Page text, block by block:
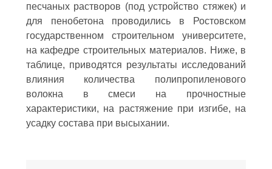
песчаных растворов (под устройство стяжек) и
для пенобетона проводились в Ростовском
государственном строительном университете,
на кафедре строительных материалов. Ниже, в
таблице, приводятся результаты исследований
влияния количества полипропиленового
волокна в смеси на прочностные
характеристики, на растяжение при изгибе, на
усадку состава при высыхании.